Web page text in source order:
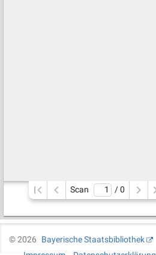
Scan / 0
©2026
Bayerische Staatsbibliothek